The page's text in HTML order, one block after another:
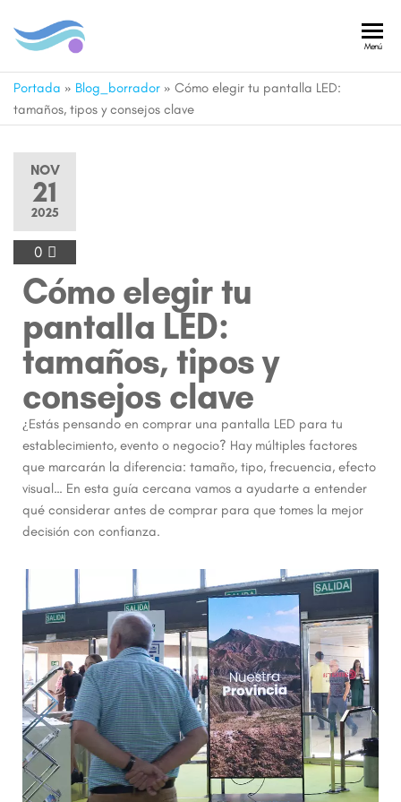
Led
Almería
Pantallas
LED a
medida
Menú
Portada » Blog_borrador » Cómo elegir tu pantalla LED:
tamaños, tipos y consejos clave
NOV
21
2025
0
Cómo elegir tu
pantalla LED:
tamaños, tipos y
consejos clave
¿Estás pensando en comprar una pantalla LED para tu
establecimiento, evento o negocio? Hay múltiples factores
que marcarán la diferencia: tamaño, tipo, frecuencia, efecto
visual… En esta guía cercana vamos a ayudarte a entender
qué considerar antes de comprar para que tomes la mejor
decisión con confianza.